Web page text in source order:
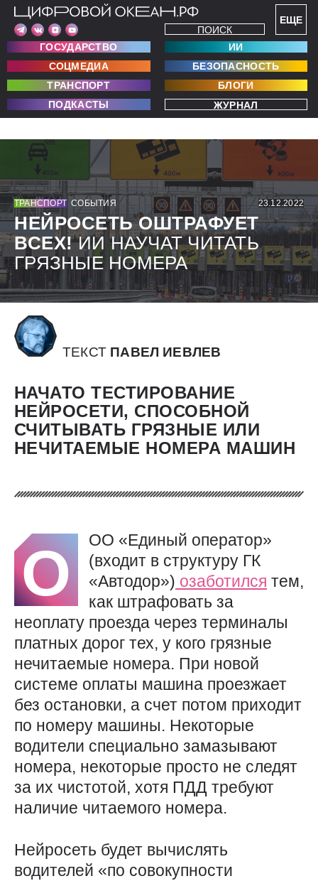
ЕЩЕ
ПОИСК
ГОСУДАРСТВО
ИИ
СОЦМЕДИА
БЕЗОПАСНОСТЬ
ТРАНСПОРТ
БЛОГИ
ПОДКАСТЫ
ЖУРНАЛ
ТРАНСПОРТ СОБЫТИЯ 23.12.2022
НЕЙРОСЕТЬ ОШТРАФУЕТ
ВСЕХ!ИИ НАУЧАТ ЧИТАТЬ
ГРЯЗНЫЕ НОМЕРА
ТЕКСТ ПАВЕЛ ИЕВЛЕВ
НАЧАТО ТЕСТИРОВАНИЕ
НЕЙРОСЕТИ, СПОСОБНОЙ
СЧИТЫВАТЬ ГРЯЗНЫЕ ИЛИ
НЕЧИТАЕМЫЕ НОМЕРА МАШИН
О
ОО «Единый оператор»
(входит в структуру ГК
«Автодор») озаботился тем,
как штрафовать за
неоплату проезда через терминалы
платных дорог тех, у кого грязные
нечитаемые номера. При новой
системе оплаты машина проезжает
без остановки, а счет потом приходит
по номеру машины. Некоторые
водители специально замазывают
номера, некоторые просто не следят
за их чистотой, хотя ПДД требуют
наличие читаемого номера.
Нейросеть будет вычислять
водителей «по совокупности